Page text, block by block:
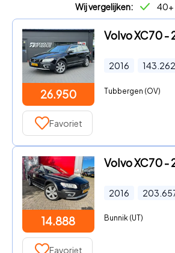
Wij vergelijken: 40+
26.950
2016 143.262
Tubbergen (OV)
Favoriet
14.888
2016
Bunnik (UT)
Favoriet